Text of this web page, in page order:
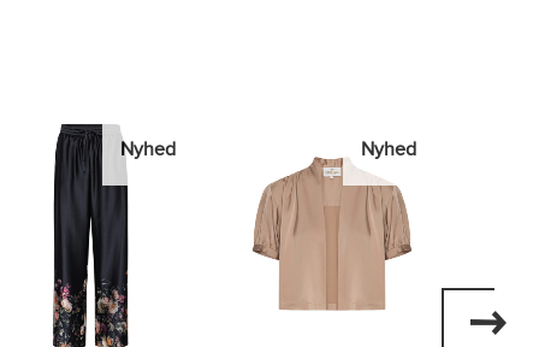
Nyhed Nyhed